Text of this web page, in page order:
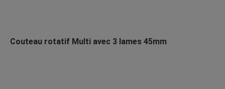
Couteau rotatif Multi avec 3 lames 45mm